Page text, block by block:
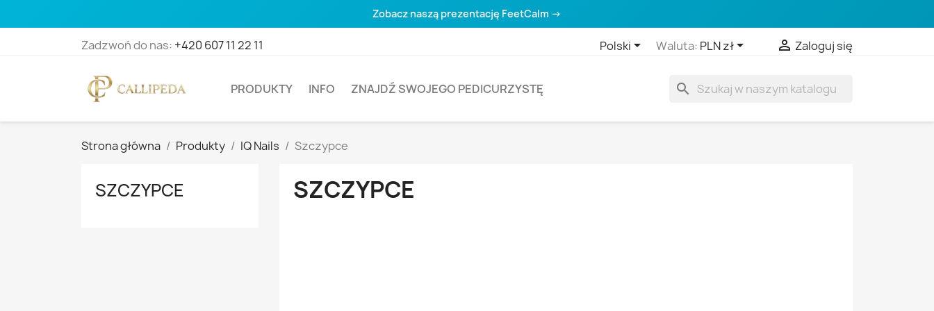
Zobacz naszą prezentację FeetCalm →
Zadzwoń do nas: +420 607 11 22 11 Polski Waluta: PLN zł  Zaloguj się
PRODUKTY INFO ZNAJDŹ SWOJEGO PEDICURZYSTĘ search
Strona główna Produkty IQ Nails Szczypce
SZCZYPCE SZCZYPCE